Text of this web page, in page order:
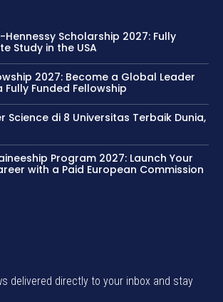
Scholarship 2027: Fully
Study in the USA
2027: Become a Global Leader
Funded Fellowship
Science di 8 Universitas Terbaik Dunia,
Program 2027: Launch Your
with a Paid European Commission
delivered directly to your inbox and stay